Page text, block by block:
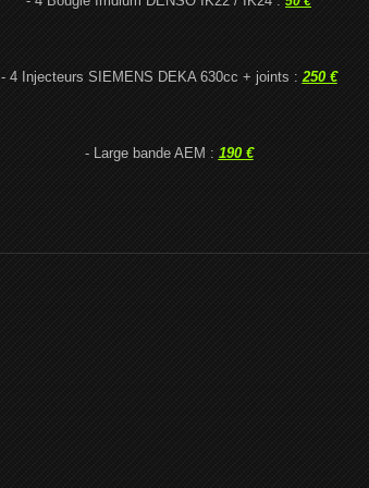
- 4 Injecteurs SIEMENS DEKA 630cc + joints :250 €
- Large bande AEM : 190 €